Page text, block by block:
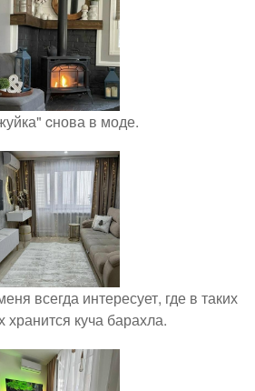
cнова в моде.
всегда интересует, где в таких
хранится куча барахла.